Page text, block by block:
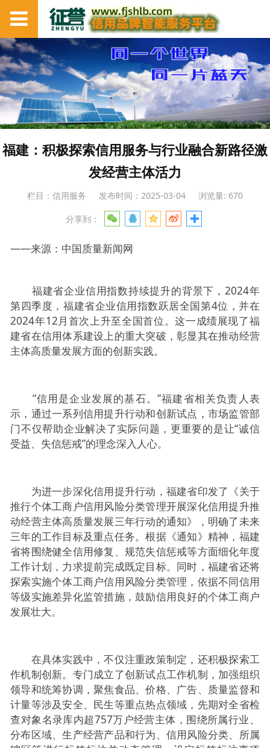
福建：积极探索信用服务与行业融合新路径激
发经营主体活力
栏目：信用服务 发布时间：2025-03-04 浏览量: 670
分享到：
——来源：中国质量新闻网
福建省企业信用指数持续提升的背景下，2024年
第四季度，福建省企业信用指数跃居全国第4位，并在
2024年12月首次上升至全国首位。这一成绩展现了福
建省在信用体系建设上的重大突破，彰显其在推动经营
主体高质量发展方面的创新实践。
“信用是企业发展的基石。”福建省相关负责人表
示，通过一系列信用提升行动和创新试点，市场监管部
门不仅帮助企业解决了实际问题，更重要的是让“诚信
受益、失信惩戒”的理念深入人心。
为进一步深化信用提升行动，福建省印发了《关于
推行个体工商户信用风险分类管理开展深化信用提升推
动经营主体高质量发展三年行动的通知》，明确了未来
三年的工作目标及重点任务。根据《通知》精神，福建
省将围绕健全信用修复、规范失信惩戒等方面细化年度
工作计划，力求提前完成既定目标。同时，福建省还将
探索实施个体工商户信用风险分类管理，依据不同信用
等级实施差异化监管措施，鼓励信用良好的个体工商户
发展壮大。
在具体实践中，不仅注重政策制定，还积极探索工
作机制创新。专门成立了创新试点工作机制，加强组织
领导和统筹协调，聚焦食品、价格、广告、质量监督和
计量等涉及安全、民生等重点热点领域，先期对全省检
查对象名录库内超757万户经营主体，围绕所属行业、
分布区域、生产经营产品和行为、信用风险分类、所属